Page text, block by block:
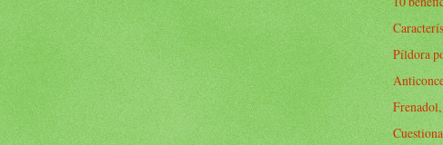
Píldora